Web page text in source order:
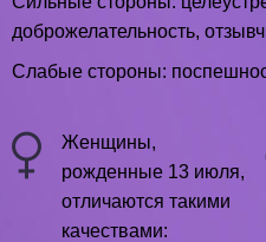
доброжелательность,
Слабые стороны:
Женщины,
рожденные 13 июля,
отличаются такими
качествами: